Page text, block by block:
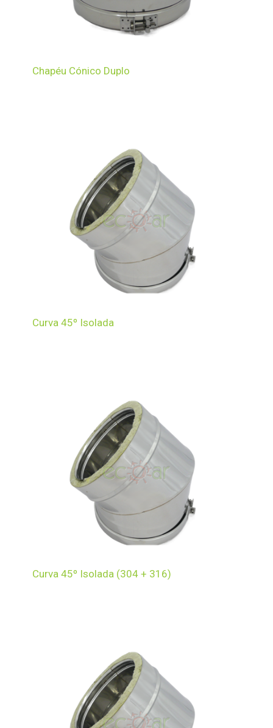
Chapéu Cónico Duplo
Curva 45º Isolada
Curva 45º Isolada (304 + 316)